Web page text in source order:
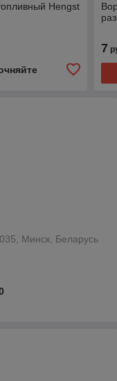
Hengst
7
Минск, Беларусь